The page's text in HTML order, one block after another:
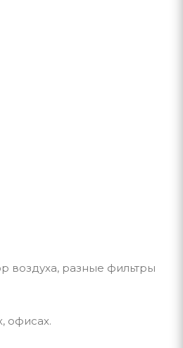
воздуха, разные фильтры
офисах.